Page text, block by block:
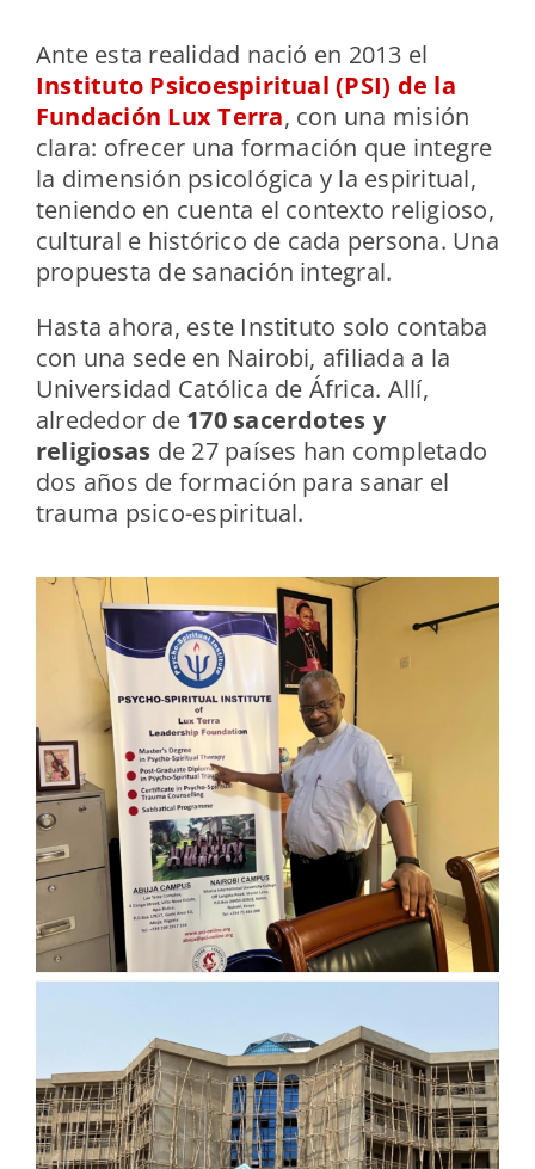
Ante esta realidad nació en 2013 el
Instituto Psicoespiritual (PSI) de la
Fundación Lux Terra, con una misión
clara: ofrecer una formación que integre
la dimensión psicológica y la espiritual,
teniendo en cuenta el contexto religioso,
cultural e histórico de cada persona. Una
propuesta de sanación integral.
Hasta ahora, este Instituto solo contaba
con una sede en Nairobi, afiliada a la
Universidad Católica de África. Allí,
alrededor de 170 sacerdotes y
religiosas de 27 países han completado
dos años de formación para sanar el
trauma psico-espiritual.